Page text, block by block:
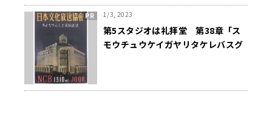
1/3, 2023
第5スタジオは礼拝堂 第38章「ス
モウチュウケイガヤリタケレバスグ